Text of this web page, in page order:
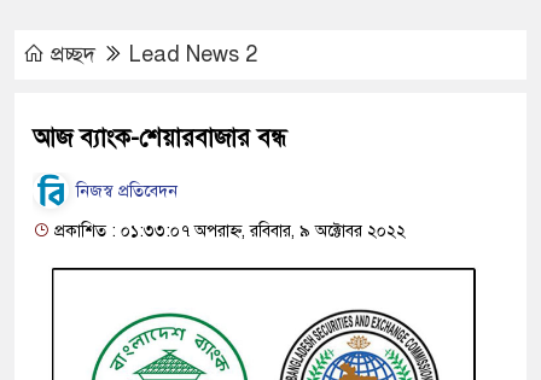
প্রচ্ছদ Lead News 2
আজ ব্যাংক-শেয়ারবাজার বন্ধ
নিজস্ব প্রতিবেদন
প্রকাশিত : ০১:৩৩:০৭ অপরাহ্ন, রবিবার, ৯ অক্টোবর ২০২২